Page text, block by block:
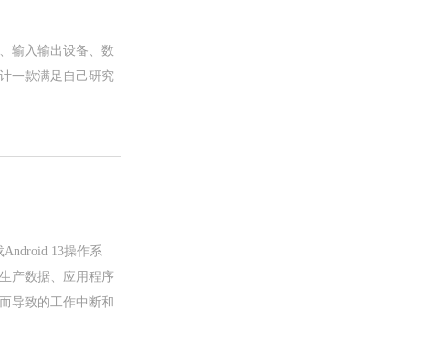
输入输出设备、数
一款满足自己研究
13操作系
产数据、应用程序
导致的工作中断和